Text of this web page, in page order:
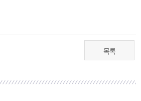
목록